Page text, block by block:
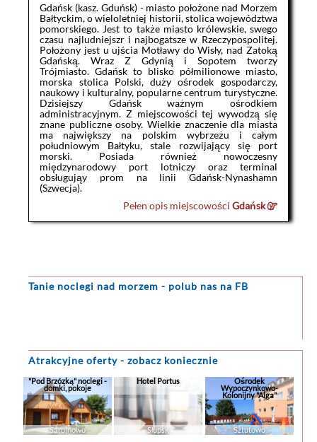
Gdańsk (kasz. Gduńsk) - miasto położone nad Morzem
Bałtyckim, o wieloletniej historii, stolica województwa
pomorskiego. Jest to także miasto królewskie, swego
czasu najludniejszr i najbogatsze w Rzeczypospolitej.
Położony jest u ujścia Motławy do Wisły, nad Zatoką
Gdańską. Wraz Z Gdynią i Sopotem tworzy
Trójmiasto. Gdańsk to blisko półmilionowe miasto,
morska stolica Polski, duży ośrodek gospodarczy,
naukowy i kulturalny, popularne centrum turystyczne.
Dzisiejszy Gdańsk ważnym ośrodkiem
administracyjnym. Z miejscowości tej wywodzą się
znane publiczne osoby. Wielkie znaczenie dla miasta
ma największy na polskim wybrzeżu i całym
południowym Bałtyku, stale rozwijający się port
morski. Posiada również nowoczesny
międzynarodowy port lotniczy oraz terminal
obsługująy prom na linii Gdańsk-Nynashamn
(Szwecja).
Pełen opis miejscowości Gdańsk
Tanie noclegi nad morzem - polub nas na FB
Atrakcyjne oferty - zobacz koniecznie
"Pod Brzózką" noclegi -
domki, pokoje
Sarbinowo
Hotel Portus
Słupsk
Ośrodek
Wypoczynkowo-
Kolonijny "Alga"
Sztutowo